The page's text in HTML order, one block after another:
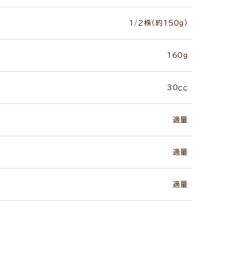
1/2株（約150ｇ）
160ｇ
30ｃｃ
適量
適量
適量